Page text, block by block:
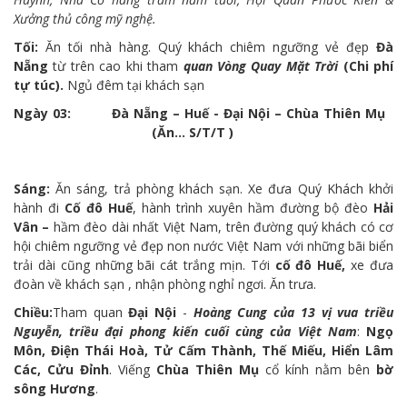
Xưởng thủ công mỹ nghệ.
Tối: Ăn tối nhà hàng. Quý khách chiêm ngưỡng vẻ đẹp Đà
Nẵng từ trên cao khi tham quan Vòng Quay Mặt Trời (Chi phí
tự túc). Ngủ đêm tại khách sạn
Ngày 03: Đà Nẵng – Huế - Đại Nội – Chùa Thiên Mụ
(Ăn… S/T/T )
Sáng: Ăn sáng, trả phòng khách sạn. Xe đưa Quý Khách khởi
hành đi Cố đô Huế, hành trình xuyên hầm đường bộ đèo Hải
Vân – hầm đèo dài nhất Việt Nam, trên đường quý khách có cơ
hội chiêm ngưỡng vẻ đẹp non nước Việt Nam với những bãi biển
trải dài cũng những bãi cát trắng mịn. Tới cố đô Huế, xe đưa
đoàn về khách sạn , nhận phòng nghỉ ngơi. Ăn trưa.
Chiều:Tham quanĐại Nội - Hoàng Cung của 13 vị vua triều
Nguyễn, triều đại phong kiến cuối cùng của Việt Nam: Ngọ
Môn, Điện Thái Hoà, Tử Cấm Thành, Thế Miếu, Hiển Lâm
Các, Cửu Đỉnh. Viếng Chùa Thiên Mụ cổ kính nằm bên bờ
sông Hương.